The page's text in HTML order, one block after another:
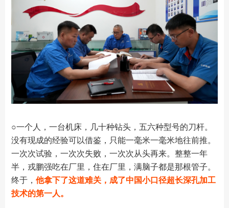
○一个人，一台机床，几十种钻头，五六种型号的刀杆。
没有现成的经验可以借鉴，只能一毫米一毫米地往前推。
一次次试验，一次次失败，一次次从头再来。整整一年
半，戎鹏强吃在厂里，住在厂里，满脑子都是那根管子。
终于， 他拿下了这道难关，成了中国小口径超长深孔加工
技术的第一人。